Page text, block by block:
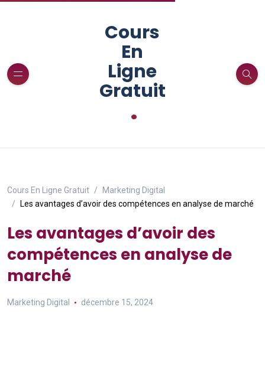
Cours
En
Ligne
Gratuit
.
Cours En Ligne Gratuit
Marketing Digital
Les avantages d’avoir des compétences en analyse de marché
Les avantages d’avoir des
compétences en analyse de
marché
Marketing Digital décembre 15, 2024